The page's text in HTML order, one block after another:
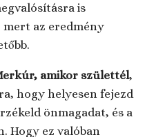
is
mert az eredmény
amikor születtél,
hogy helyesen fejezd
önmagadat, és a
Hogy ez valóban